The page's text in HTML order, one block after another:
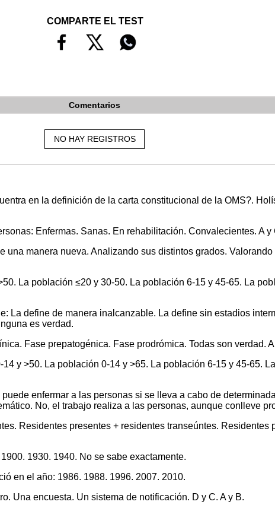
COMPARTE EL TEST
Comentarios
NO HAY REGISTROS
en la definición de la carta constitucional de la OMS?.
Enfermas. Sanas. En rehabilitación. Convalecientes. A y
una manera nueva. Analizando sus distintos grados.
La población ≤20 y 30-50. La población 6-15 y 45-65. La
La define de manera inalcanzable. La define sin estadios
es verdad.
Fase prepatogénica. Fase prodrómica. Todas son verdad.
y >50. La población 0-14 y >65. La población 6-15 y 45-65.
enfermar a las personas si se lleva a cabo de
No, el trabajo realiza a las personas, aunque conlleve
Residentes presentes + residentes transeúntes. Residentes
1930. 1940. No se sabe exactamente.
en el año: 1986. 1988. 1996. 2007. 2010.
Una encuesta. Un sistema de notificación. D y C. A y B.